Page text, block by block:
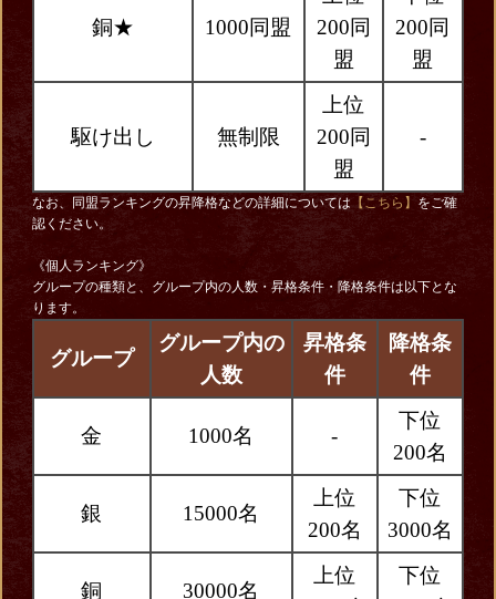
銅★ 1000同盟
200同
盟
200同
盟
駆け出し 無制限
上位
200同
盟
-
なお、同盟ランキングの昇降格などの詳細については 【こちら】 をご確
認ください。
《個人ランキング》
グループの種類と、グループ内の人数・昇格条件・降格条件は以下とな
ります。
グループ
グループ内の
人数
昇格条
件
降格条
件
金 1000名 -
下位
200名
銀 15000名
上位
200名
下位
3000名
銅 30000名
上位
下位